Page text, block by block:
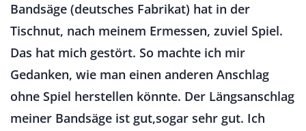
Bandsäge (deutsches Fabrikat) hat in der
Tischnut, nach meinem Ermessen, zuviel Spiel.
Das hat mich gestört. So machte ich mir
Gedanken, wie man einen anderen Anschlag
ohne Spiel herstellen könnte. Der Längsanschlag
meiner Bandsäge ist gut,sogar sehr gut. Ich